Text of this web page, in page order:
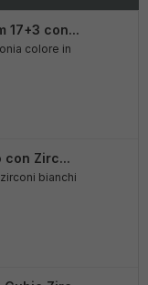
17+3 con...
colore in
con Zirc...
bianchi